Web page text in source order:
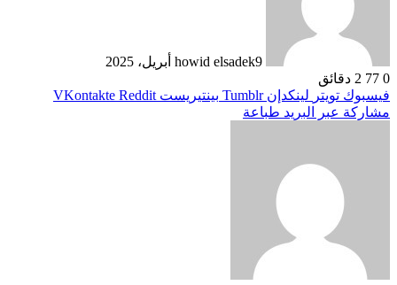
howid elsadek9 أبريل، 2025
0
2 دقائق
فيسبوك تويتر لينكدإن بينتيريست
مشاركة عبر البريد طباعة